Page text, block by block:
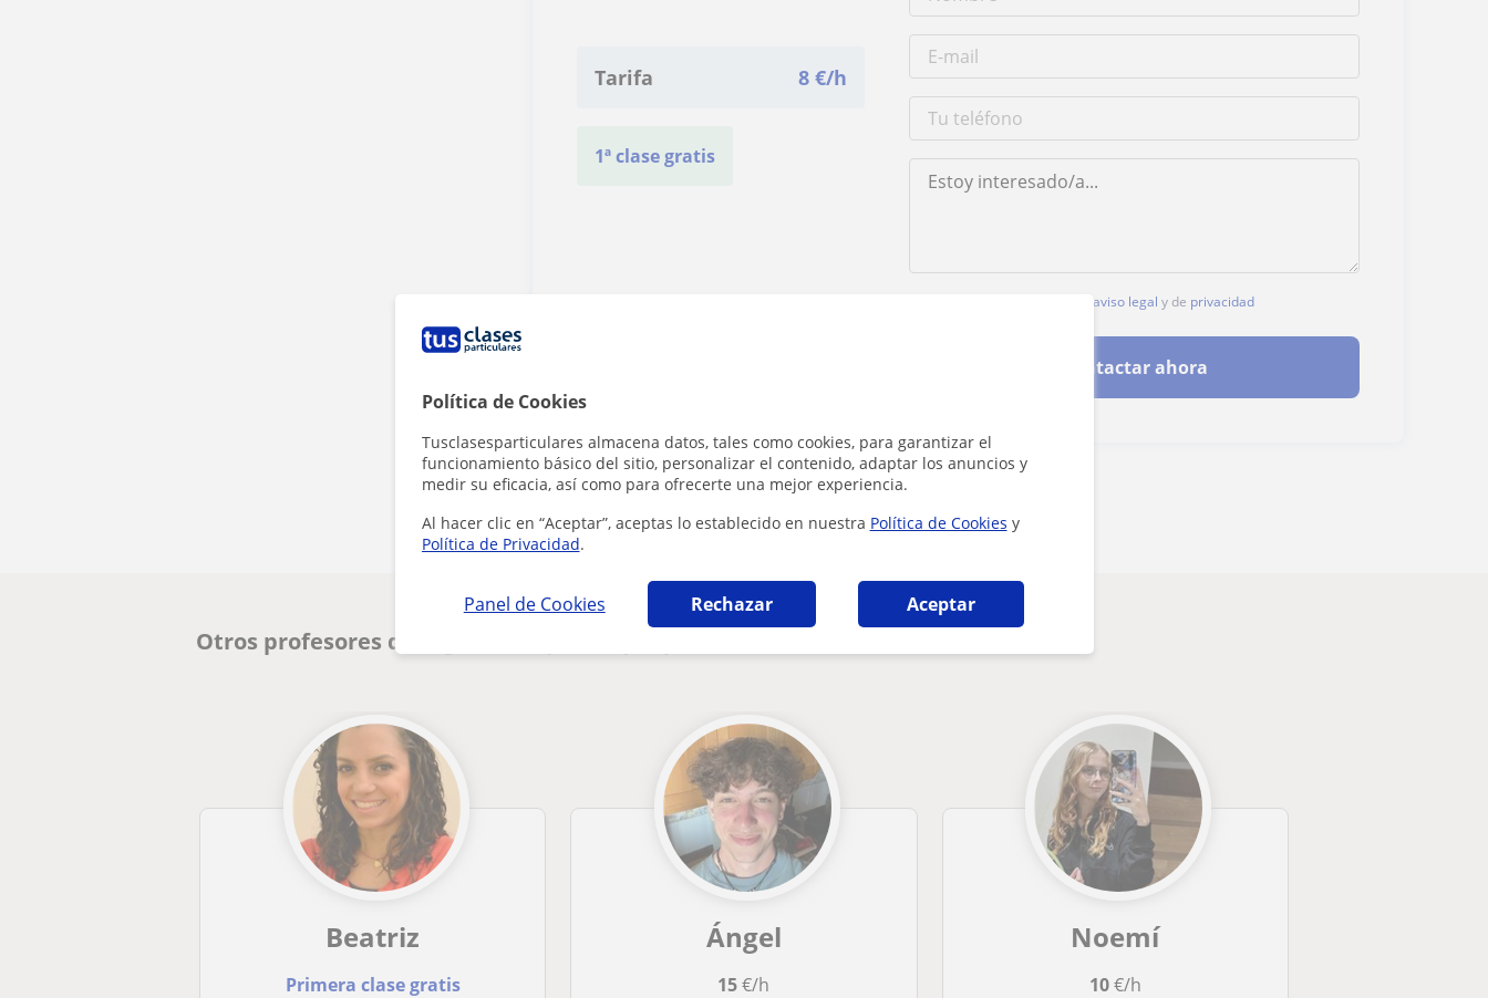
Política de Cookies
Tusclasesparticulares almacena datos, tales como cookies, para garantizar el
funcionamiento básico del sitio, personalizar el contenido, adaptar los anuncios y
medir su eficacia, así como para ofrecerte una mejor experiencia.
Al hacer clic en “Aceptar”, aceptas lo establecido en nuestra Política de Cookies y
Política de Privacidad.
Panel de Cookies Rechazar Aceptar
Tarifa 8 €/h
1ª clase gratis
aviso legal y de privacidad
Contactar ahora
¿Hay algún error en este perfil?Cuéntanos
Otros profesores de Inglés en Ripollet que pueden interesarte
Beatriz
Primera clase gratis
Ángel
15€/h
Noemí
10€/h